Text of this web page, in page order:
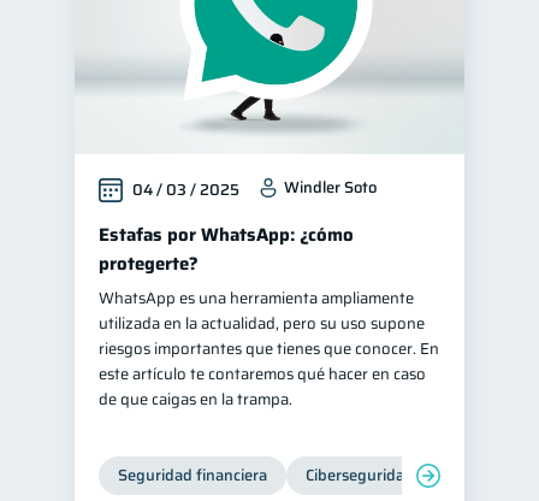
04 / 03 / 2025 Windler Soto
Estafas por WhatsApp: ¿cómo
protegerte?
WhatsApp es una herramienta ampliamente
utilizada en la actualidad, pero su uso supone
riesgos importantes que tienes que conocer. En
este artículo te contaremos qué hacer en caso
de que caigas en la trampa.
Seguridad financiera Ciberseguridad